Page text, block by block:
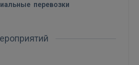
перевозки